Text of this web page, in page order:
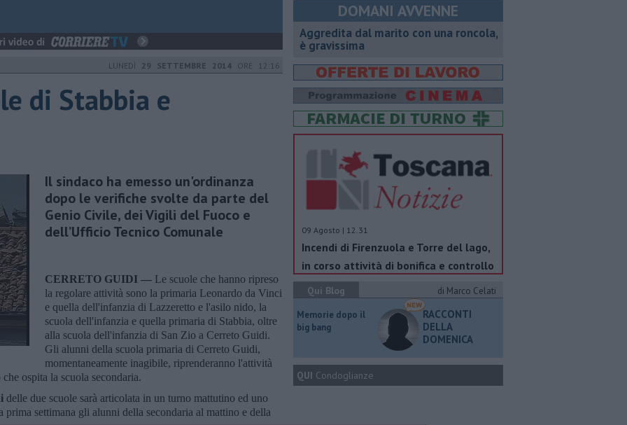
LUNEDÌ 29 SETTEMBRE 2014 ORE 12:16
di Stabbia e
Il sindaco ha emesso un'ordinanza
dopo le verifiche svolte da parte del
Genio Civile, dei Vigili del Fuoco e
dell’Ufficio Tecnico Comunale
CERRETO GUIDI — Le scuole che hanno ripreso
la regolare attività sono la primaria Leonardo da Vinci
e quella dell'infanzia di Lazzeretto e l'asilo nido, la
scuola dell'infanzia e quella primaria di Stabbia, oltre
alla scuola dell'infanzia di San Zio a Cerreto Guidi.
Gli alunni della scuola primaria di Cerreto Guidi,
momentaneamente inagibile, riprenderanno l'attività
ospita la scuola secondaria.
delle due scuole sarà articolata in un turno mattutino ed uno
prima settimana gli alunni della secondaria al mattino e della
DOMANI AVVENNE
Aggredita dal marito con una roncola,
è gravissima
09 Agosto | 12.31
Incendi di Firenzuola e Torre del lago,
in corso attività di bonifica e controllo
Qui Blog
di Marco Celati
Memorie dopo il
big bang
RACCONTI
DELLA
DOMENICA
QUI Condoglianze